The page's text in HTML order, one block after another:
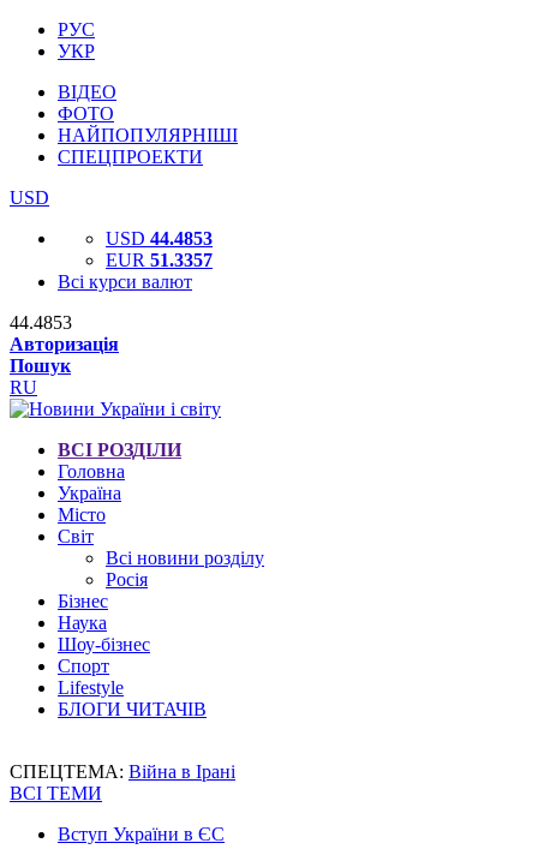
РУС
УКР
ВІДЕО
ФОТО
НАЙПОПУЛЯРНІШІ
СПЕЦПРОЕКТИ
USD
USD 44.4853
EUR 51.3357
Всі курси валют
44.4853
Авторизація
Пошук
RU
ВСІ РОЗДІЛИ
Головна
Україна
Місто
Світ
Всі новини розділу
Росія
Бізнес
Наука
Шоу-бізнес
Спорт
Lifestyle
БЛОГИ ЧИТАЧІВ
СПЕЦТЕМА: Війна в Ірані
ВСІ ТЕМИ
Вступ України в ЄС